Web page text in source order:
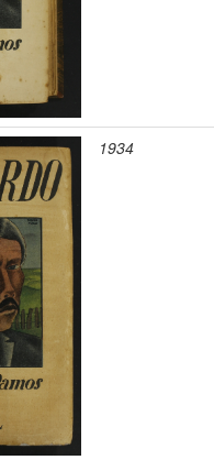
1934